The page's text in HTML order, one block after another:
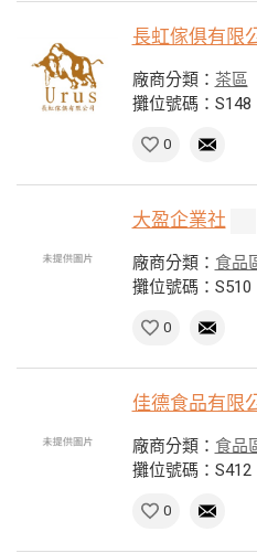
長虹傢俱有限
廠商分類： 茶區
攤位號碼：S148
0
大盈企業社
廠商分類： 食品
攤位號碼：S510
0
佳德食品有限
廠商分類： 食品
攤位號碼：S412
0